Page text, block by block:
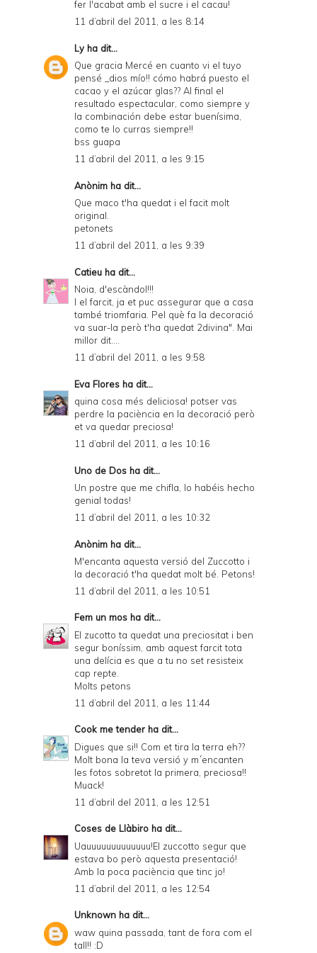
fer l'acabat amb el sucre i el cacau!
11 d’abril del 2011, a les 8:14
Lyha dit...
Que gracia Mercé en cuanto vi el tuyo
pensé _dios mío!! cómo habrá puesto el
cacao y el azúcar glas?? Al final el
resultado espectacular, como siempre y
la combinación debe estar buenísima,
como te lo curras siempre!!
bss guapa
11 d’abril del 2011, a les 9:15
Anònim ha dit...
Que maco t'ha quedat i el facit molt
original.
petonets
11 d’abril del 2011, a les 9:39
Catieu ha dit...
Noia, d'escàndol!!!
I el farcit, ja et puc assegurar que a casa
també triomfaria. Pel què fa la decoració
va suar-la però t'ha quedat 2divina". Mai
millor dit....
11 d’abril del 2011, a les 9:58
Eva Flores ha dit...
quina cosa més deliciosa! potser vas
perdre la paciència en la decoració però
et va quedar preciosa!
11 d’abril del 2011, a les 10:16
Uno de Dos ha dit...
Un postre que me chifla, lo habéis hecho
genial todas!
11 d’abril del 2011, a les 10:32
Anònim ha dit...
M'encanta aquesta versió del Zuccotto i
la decoració t'ha quedat molt bé. Petons!
11 d’abril del 2011, a les 10:51
Fem un mos ha dit...
El zucotto ta quedat una preciositat i ben
segur boníssim, amb aquest farcit tota
una delícia es que a tu no set resisteix
cap repte.
Molts petons
11 d’abril del 2011, a les 11:44
Cook me tender ha dit...
Digues que si!! Com et tira la terra eh??
Molt bona la teva versió y m´encanten
les fotos sobretot la primera, preciosa!!
Muack!
11 d’abril del 2011, a les 12:51
Coses de Llàbiro ha dit...
Uauuuuuuuuuuuuu!El zuccotto segur que
estava bo però aquesta presentació!
Amb la poca paciència que tinc jo!
11 d’abril del 2011, a les 12:54
Unknown ha dit...
waw quina passada, tant de fora com el
tall!! :D